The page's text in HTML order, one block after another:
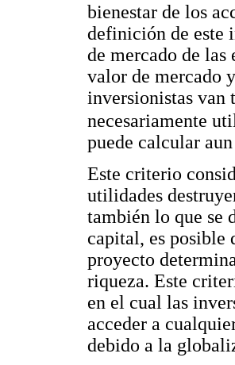
bienestar de los
definición de este
de mercado de las
valor de mercado
inversionistas van
necesariamente
puede calcular
Este criterio
utilidades
también lo que se
capital, es posible
proyecto
riqueza. Este
en el cual las
acceder a
debido a la